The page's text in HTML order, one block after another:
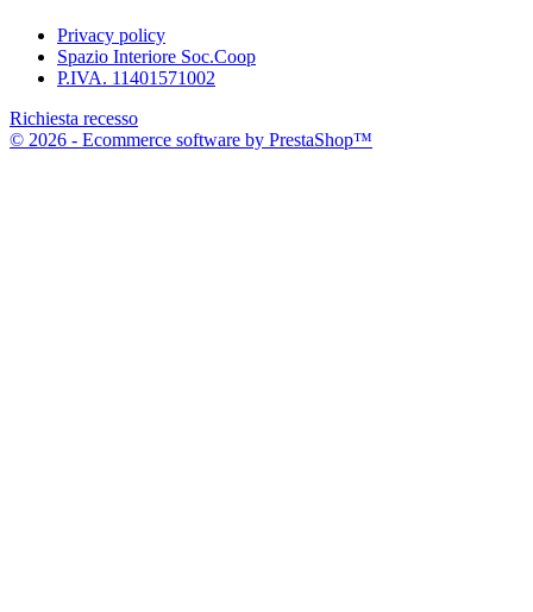
Privacy policy
Spazio Interiore Soc.Coop
P.IVA. 11401571002
Richiesta recesso
© 2026 - Ecommerce software by PrestaShop™